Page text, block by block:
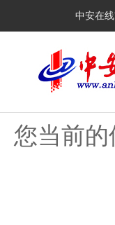
中安在
您当前的